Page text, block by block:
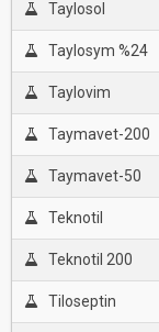
Taylosol
Taylosym %24
Taylovim
Taymavet-200
Taymavet-50
Teknotil
Teknotil 200
Tiloseptin